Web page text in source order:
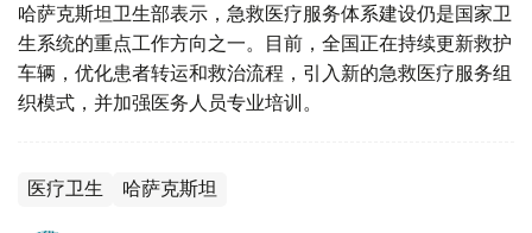
哈萨克斯坦卫生部表示，急救医疗服务体系建设仍是国家卫
生系统的重点工作方向之一。目前，全国正在持续更新救护
车辆，优化患者转运和救治流程，引入新的急救医疗服务组
织模式，并加强医务人员专业培训。
医疗卫生 哈萨克斯坦